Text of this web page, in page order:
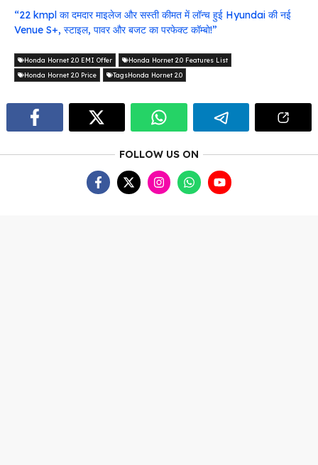
“22 kmpl का दमदार माइलेज और सस्ती कीमत में लॉन्च हुई Hyundai की नई
Venue S+, स्टाइल, पावर और बजट का परफेक्ट कॉम्बो!”
Honda Hornet 2.0 EMI Offer
Honda Hornet 2.0 Features List
Honda Hornet 2.0 Price
TagsHonda Hornet 2.0
FOLLOW US ON